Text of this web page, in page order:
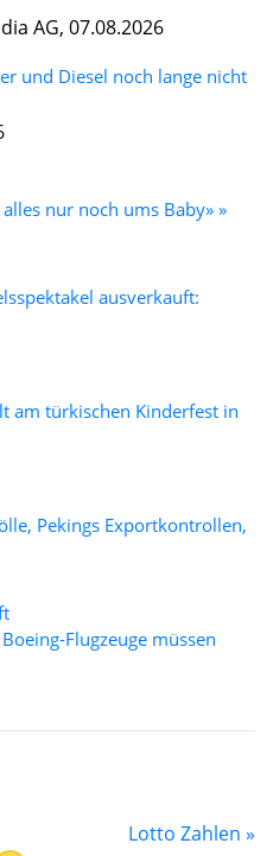
AG, 07.08.2026
und Diesel noch lange nicht
nur noch ums Baby» »
ausverkauft:
am türkischen Kinderfest in
Pekings Exportkontrollen,
Flugzeuge müssen
Lotto Zahlen »